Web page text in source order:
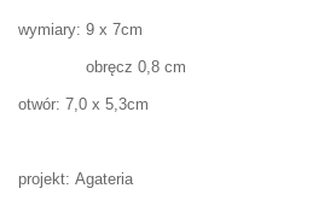
wymiary: 9 x 7cm
obręcz 0,8 cm
otwór: 7,0 x 5,3cm
projekt: Agateria